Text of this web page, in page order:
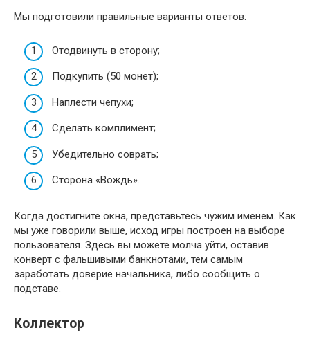
Мы подготовили правильные варианты ответов:
Отодвинуть в сторону;
Подкупить (50 монет);
Наплести чепухи;
Сделать комплимент;
Убедительно соврать;
Сторона «Вождь».
Когда достигните окна, представьтесь чужим именем. Как
мы уже говорили выше, исход игры построен на выборе
пользователя. Здесь вы можете молча уйти, оставив
конверт с фальшивыми банкнотами, тем самым
заработать доверие начальника, либо сообщить о
подставе.
Коллектор